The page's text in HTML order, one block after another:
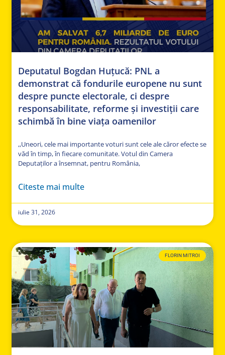
Deputatul Bogdan Huțucă: PNL a
demonstrat că fondurile europene nu sunt
despre puncte electorale, ci despre
responsabilitate, reforme și investiții care
schimbă în bine viața oamenilor
,,Uneori, cele mai importante voturi sunt cele ale căror efecte se
văd în timp, în fiecare comunitate. Votul din Camera
Deputaților a însemnat, pentru România,
Citeste mai multe
iulie 31, 2026
FLORIN MITROI